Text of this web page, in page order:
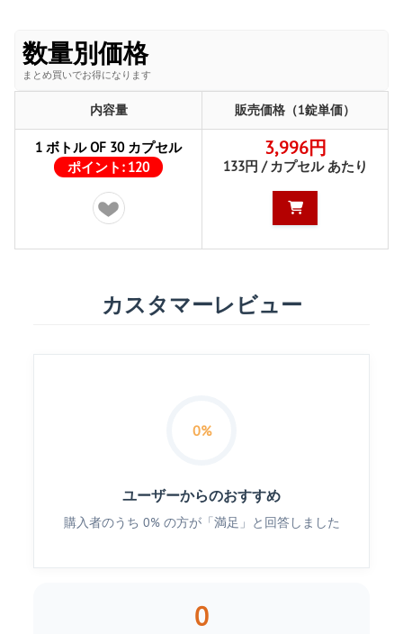
数量別価格
まとめ買いでお得になります
内容量 販売価格（1錠単価）
1 ボトル OF 30 カプセル
ポイント: 120
3,996円
133円 / カプセル あたり
カスタマーレビュー
0%
ユーザーからのおすすめ
購入者のうち 0% の方が「満足」と回答しました
0